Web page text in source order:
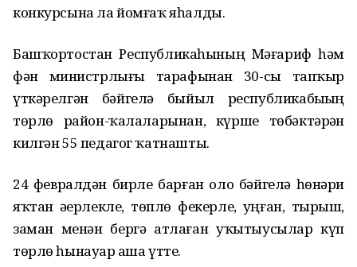
конкурсына ла йомғаҡ яһалды.
Башҡортостан Республикаһының Мәғариф һәм
фән министрлығы тарафынан 30-сы тапҡыр
үткәрелгән бәйгелә быйыл республикабыҙҙың
төрлө район-ҡалаларынан, күрше төбәктәрҙән
килгән 55 педагог ҡатнашты.
24 февралдән бирле барған оло бәйгелә һөнәри
яҡтан әҙерлекле, төплө фекерле, уңған, тырыш,
заман менән бергә атлаған уҡытыусылар күп
төрлө һынауҙар аша үтте.